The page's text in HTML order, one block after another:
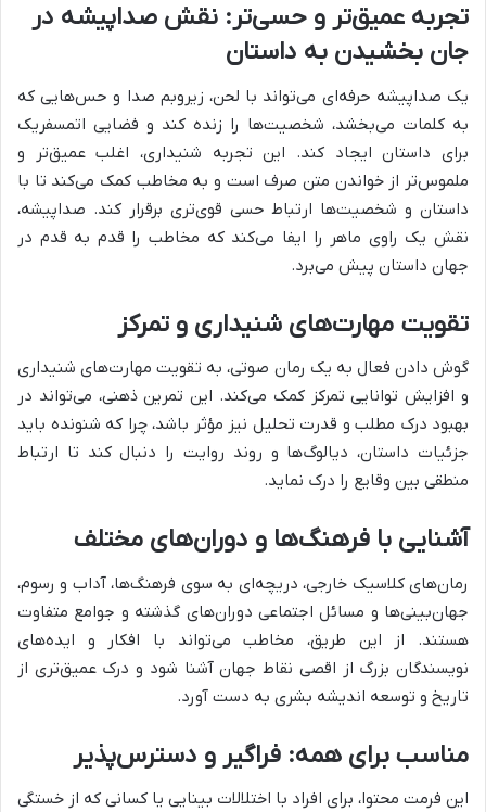
تجربه عمیق‌تر و حسی‌تر: نقش صداپیشه در
جان بخشیدن به داستان
یک صداپیشه حرفه‌ای می‌تواند با لحن، زیروبم صدا و حس‌هایی که
به کلمات می‌بخشد، شخصیت‌ها را زنده کند و فضایی اتمسفریک
برای داستان ایجاد کند. این تجربه شنیداری، اغلب عمیق‌تر و
ملموس‌تر از خواندن متن صرف است و به مخاطب کمک می‌کند تا با
داستان و شخصیت‌ها ارتباط حسی قوی‌تری برقرار کند. صداپیشه،
نقش یک راوی ماهر را ایفا می‌کند که مخاطب را قدم به قدم در
جهان داستان پیش می‌برد.
تقویت مهارت‌های شنیداری و تمرکز
گوش دادن فعال به یک رمان صوتی، به تقویت مهارت‌های شنیداری
و افزایش توانایی تمرکز کمک می‌کند. این تمرین ذهنی، می‌تواند در
بهبود درک مطلب و قدرت تحلیل نیز مؤثر باشد، چرا که شنونده باید
جزئیات داستان، دیالوگ‌ها و روند روایت را دنبال کند تا ارتباط
منطقی بین وقایع را درک نماید.
آشنایی با فرهنگ‌ها و دوران‌های مختلف
رمان‌های کلاسیک خارجی، دریچه‌ای به سوی فرهنگ‌ها، آداب و رسوم،
جهان‌بینی‌ها و مسائل اجتماعی دوران‌های گذشته و جوامع متفاوت
هستند. از این طریق، مخاطب می‌تواند با افکار و ایده‌های
نویسندگان بزرگ از اقصی نقاط جهان آشنا شود و درک عمیق‌تری از
تاریخ و توسعه اندیشه بشری به دست آورد.
مناسب برای همه: فراگیر و دسترس‌پذیر
این فرمت محتوا، برای افراد با اختلالات بینایی یا کسانی که از خستگی